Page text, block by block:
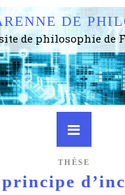
DE
THÈSE